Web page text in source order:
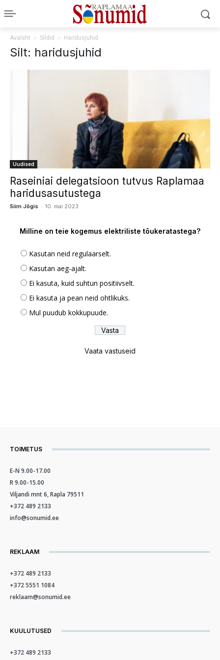
Avaleht Sildid Haridusjuhid
Silt: haridusjuhid
Uudised
Raseiniai delegatsioon tutvus Raplamaa
haridusasutustega
Siim Jõgis - 10. mai 2023
Milline on teie kogemus elektriliste tõukeratastega?
Kasutan neid regulaarselt.
Kasutan aeg-ajalt.
Ei kasuta, kuid suhtun positiivselt.
Ei kasuta ja pean neid ohtlikuks.
Mul puudub kokkupuude.
Vaata vastuseid
TOIMETUS
E-N 9.00-17.00
R 9.00-15.00
Viljandi mnt 6, Rapla 79511
+372 489 2133
info@sonumid.ee
REKLAAM
+372 489 2133
+372 5551 1084
reklaam@sonumid.ee
KUULUTUSED
+372 489 2133